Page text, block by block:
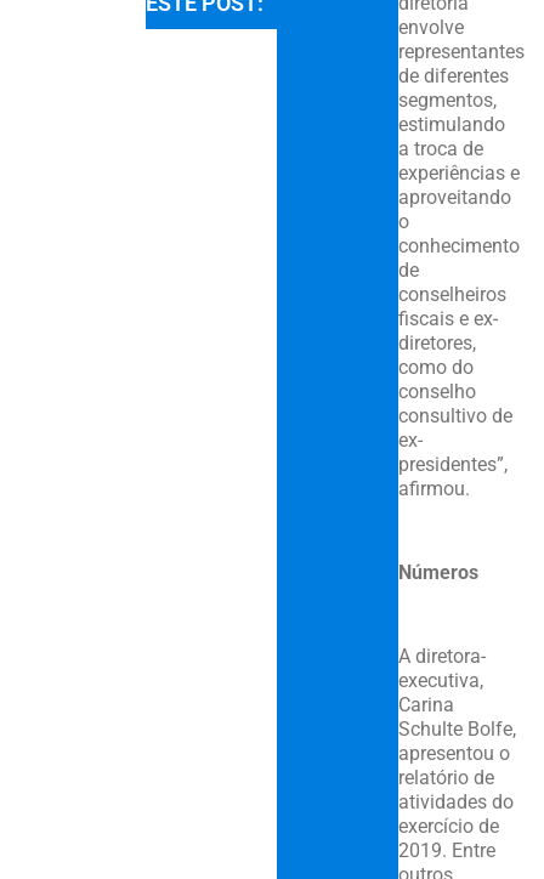
envolve
representantes
de diferentes
segmentos,
estimulando
a troca de
experiências e
aproveitando
o
conhecimento
de
conselheiros
fiscais e ex-
diretores,
como do
conselho
consultivo de
ex-
presidentes”,
afirmou.
Números
A diretora-
executiva,
Carina
Schulte Bolfe,
apresentou o
relatório de
atividades do
exercício de
2019. Entre